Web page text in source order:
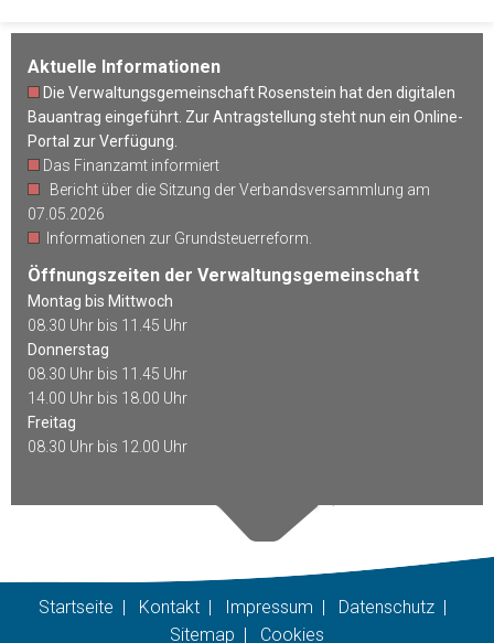
Aktuelle Informationen
Die Verwaltungsgemeinschaft Rosenstein hat den digitalen
Bauantrag eingeführt. Zur Antragstellung steht nun ein Online-
Portal zur Verfügung.
Das Finanzamt informiert
Bericht über die Sitzung der Verbandsversammlung am
07.05.2026
Informationen zur Grundsteuerreform.
Öffnungszeiten der Verwaltungsgemeinschaft
Montag bis Mittwoch
08.30 Uhr bis 11.45 Uhr
Donnerstag
08.30 Uhr bis 11.45 Uhr
14.00 Uhr bis 18.00 Uhr
Freitag
08.30 Uhr bis 12.00 Uhr
Startseite Kontakt Impressum Datenschutz
Sitemap
Cookies